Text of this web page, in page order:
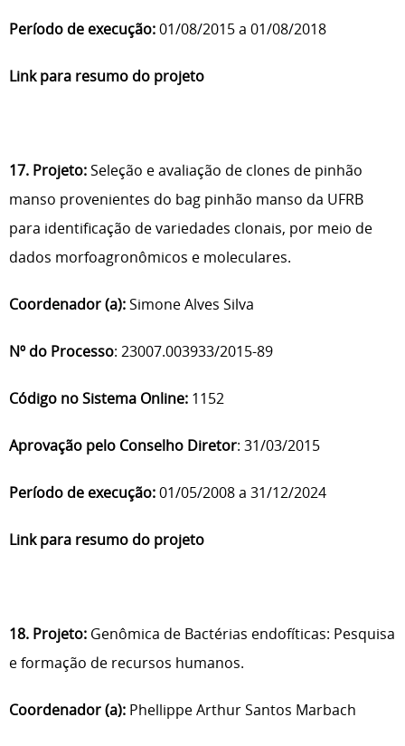
Período de execução:01/08/2015 a 01/08/2018
Link para resumo do projeto
17. Projeto:Seleção e avaliação de clones de pinhão
manso provenientes do bag pinhão manso da UFRB
para identificação de variedades clonais, por meio de
dados morfoagronômicos e moleculares.
Coordenador (a):Simone Alves Silva
Nº do Processo: 23007.003933/2015-89
Código no Sistema Online: 1152
Aprovação pelo Conselho Diretor: 31/03/2015
Período de execução:01/05/2008 a 31/12/2024
Link para resumo do projeto
18. Projeto: Genômica de Bactérias endofíticas: Pesquisa
e formação de recursos humanos.
Coordenador (a): Phellippe Arthur Santos Marbach